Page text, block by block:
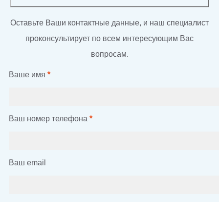
Оставьте Ваши контактные данные, и наш специалист
проконсультирует по всем интересующим Вас
вопросам.
Ваше имя *
Ваш номер телефона *
Ваш email